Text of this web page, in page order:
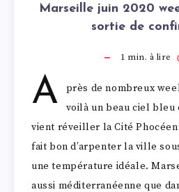
Marseille juin 2020
sortie de
1 min. à lire
A
près de nombreux
voilà un beau ciel bleu
vient réveiller la Cité
fait bon d’arpenter la ville
une température idéale.
aussi méditerranéenne que